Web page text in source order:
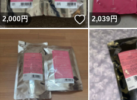
2,000円 いいね！
2,039円